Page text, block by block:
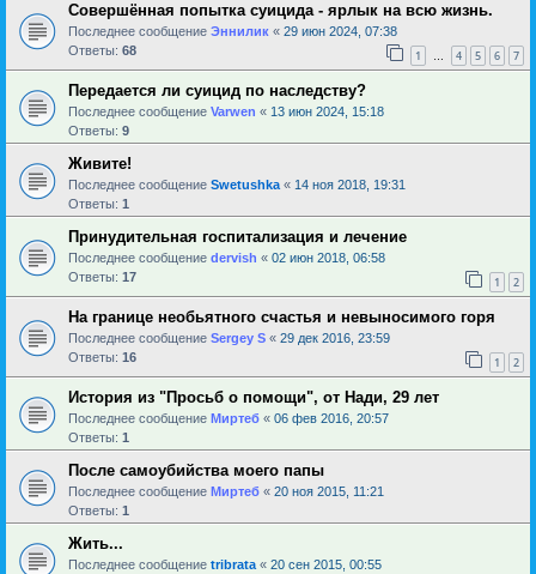
Совершённая попытка суицида - ярлык на всю жизнь.
Последнее сообщение Эннилик « 29 июн 2024, 07:38
Ответы: 68 1 … 4 5 6 7
Передается ли суицид по наследству?
Последнее сообщение Varwen « 13 июн 2024, 15:18
Ответы: 9
Живите!
Последнее сообщение Swetushka « 14 ноя 2018, 19:31
Ответы: 1
Принудительная госпитализация и лечение
Последнее сообщение dervish « 02 июн 2018, 06:58
Ответы: 17 1 2
На границе необьятного счастья и невыносимого горя
Последнее сообщение Sergey S « 29 дек 2016, 23:59
Ответы: 16 1 2
История из "Просьб о помощи", от Нади, 29 лет
Последнее сообщение Миртеб « 06 фев 2016, 20:57
Ответы: 1
После самоубийства моего папы
Последнее сообщение Миртеб « 20 ноя 2015, 11:21
Ответы: 1
Жить...
Последнее сообщение tribrata « 20 сен 2015, 00:55